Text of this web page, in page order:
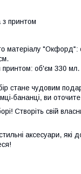
з принтом
матеріалу "Окфорд":
принтом: об'єм 330
стане чудовим
бананці, ви
Створіть свій
аксесуари,